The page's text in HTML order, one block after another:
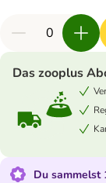
Das zooplus
Du sammelst